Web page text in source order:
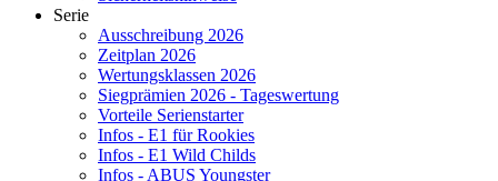
Serie
Ausschreibung 2026
Zeitplan 2026
Wertungsklassen 2026
Siegprämien 2026 - Tageswertung
Vorteile Serienstarter
Infos - E1 für Rookies
Infos - E1 Wild Childs
Infos - ABUS Youngster